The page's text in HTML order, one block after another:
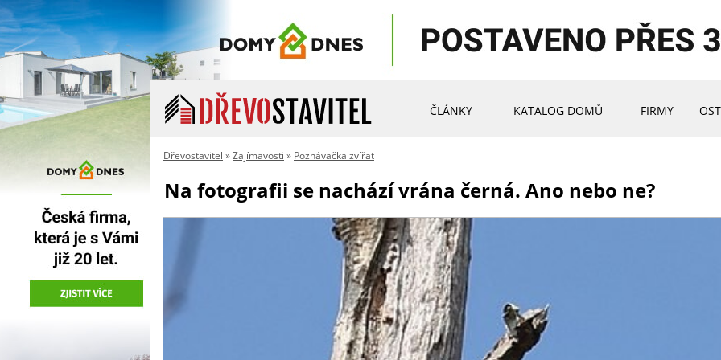
ČLÁNKY KATALOG DOMŮ FIRMY
Dřevostavitel »Zajímavosti » Poznávačka zvířat
Na fotografii se nachází vrána černá. Ano nebo ne?